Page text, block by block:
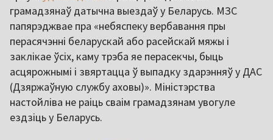
грамадзянаў датычна выездаў у Беларусь. МЗС
папярэджвае пра «небяспеку вербавання пры
перасячэнні беларускай або расейскай мяжы і
заклікае ўсіх, каму трэба яе перасекчы, быць
асцярожнымі і звяртацца ў выпадку здарэнняў у ДАС
(Дзяржаўную службу аховы)». Міністэрства
настойліва не раіць сваім грамадзянам увогуле
ездзіць у Беларусь.